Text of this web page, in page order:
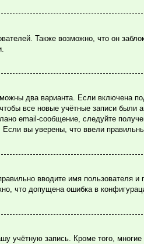
Также возможно, что он
два варианта. Если включена
все новые учётные записи были
email-сообщение, следуйте
вы уверены, что ввели
вводите имя пользователя
что допущена ошибка в
учётную запись. Кроме того,